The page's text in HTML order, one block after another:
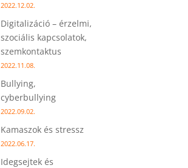
2022.12.02.
Digitalizáció – érzelmi,
szociális kapcsolatok,
szemkontaktus
2022.11.08.
Bullying,
cyberbullying
2022.09.02.
Kamaszok és stressz
2022.06.17.
Idegsejtek és